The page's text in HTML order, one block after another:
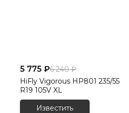
5 775 ₽6 240 ₽
HiFly Vigorous HP801 235/55
R19 105V XL
Известить